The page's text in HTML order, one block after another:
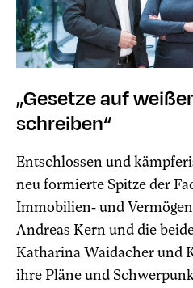
„Gesetze auf
schreiben“
Entschlossen und
neu formierte Spitze der
Immobilien- und
Andreas Kern und die
Katharina Waidacher und
ihre Pläne und